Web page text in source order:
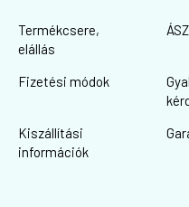
Termékcsere,
elállás
Fizetési módok
Kiszállítási
információk